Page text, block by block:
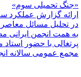
تحمیلی سوم»
گزارش عملکرد
تحلیل مسائل معاصر
همت انجمن ایرانی
با حضور
عمومی سالانه انجمن مطالعات